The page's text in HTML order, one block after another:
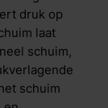
koel
treedt het
worden
Hoe
er
druk op
laat
schuim,
schuim